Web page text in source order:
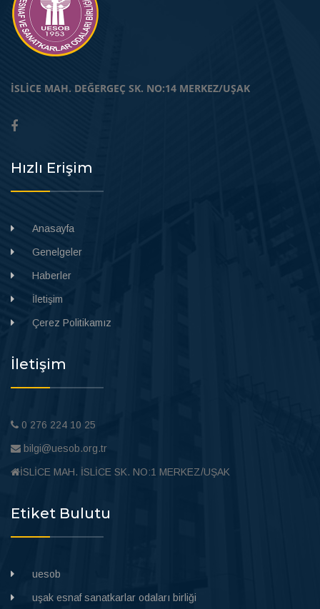
İSLİCE MAH. DEĞERGEÇ SK. NO:14 MERKEZ/UŞAK
Hızlı Erişim
Anasayfa
Genelgeler
Haberler
İletişim
Çerez Politikamız
İletişim
0 276 224 10 25
bilgi@uesob.org.tr
İSLİCE MAH. İSLİCE SK. NO:1 MERKEZ/UŞAK
Etiket Bulutu
uesob
uşak esnaf sanatkarlar odaları birliği